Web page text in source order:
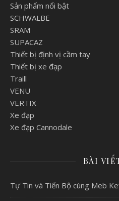
Sản phẩm nổi bật
SCHWALBE
SRAM
SUPACAZ
Thiết bị định vị cầm tay
Thiết bị xe đạp
Traill
VENU
VERTIX
Xe đạp
Xe đạp Cannodale
BÀI
Tự Tin và Tiến Bộ cùng Meb